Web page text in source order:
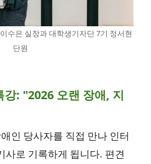
수은 실장과 대학생기자단 7기 정서현
단원
: "2026 오랜 장애, 지
인 당사자를 직접 만나 인터
사로 기록하게 됩니다. 편견